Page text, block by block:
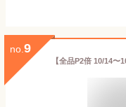
no. 9